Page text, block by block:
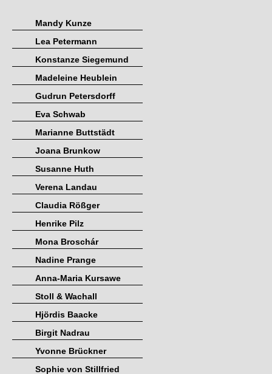
Mandy Kunze
Lea Petermann
Konstanze Siegemund
Madeleine Heublein
Gudrun Petersdorff
Eva Schwab
Marianne Buttstädt
Joana Brunkow
Susanne Huth
Verena Landau
Claudia Rößger
Henrike Pilz
Mona Broschár
Nadine Prange
Anna-Maria Kursawe
Stoll & Wachall
Hjördis Baacke
Birgit Nadrau
Yvonne Brückner
Sophie von Stillfried